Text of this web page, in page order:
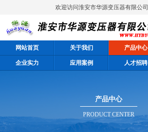
欢迎访问淮安市华源变压器有限公
网站首页 关于我们 产品中心
企业实力 应用案例 人才招聘
产品中心
PRODUCT CENTER